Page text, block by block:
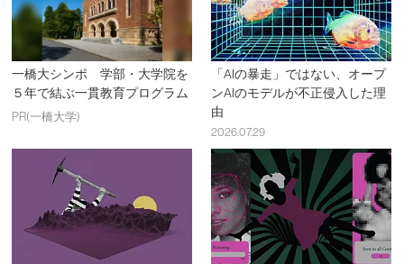
一橋大シンポ 学部・大学院を
５年で結ぶ一貫教育プログラム
PR(一橋大学)
「AIの暴走」ではない、オープ
ンAIのモデルが不正侵入した理
由
2026.07.29